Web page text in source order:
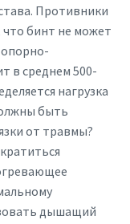
Противники
бинт не может
опорно-
в среднем 500-
нагрузка
быть
от травмы?
дышащий